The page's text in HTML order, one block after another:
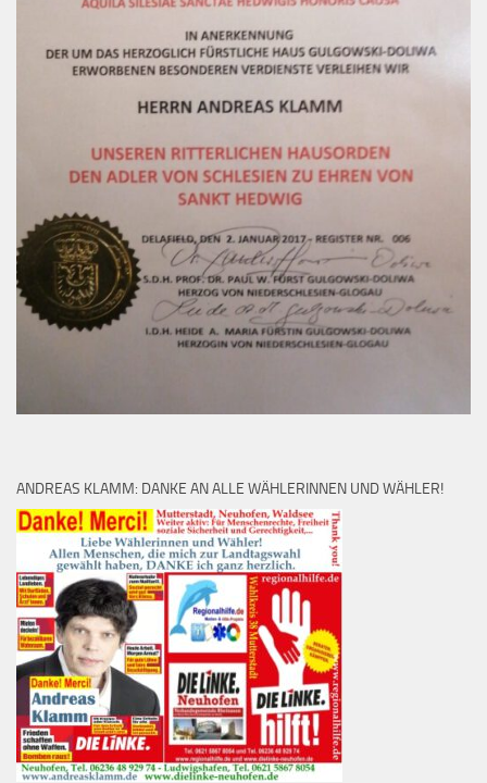
ANDREAS KLAMM: DANKE AN ALLE WÄHLERINNEN UND WÄHLER!